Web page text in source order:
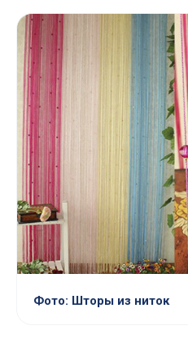
Фото: Шторы из ниток